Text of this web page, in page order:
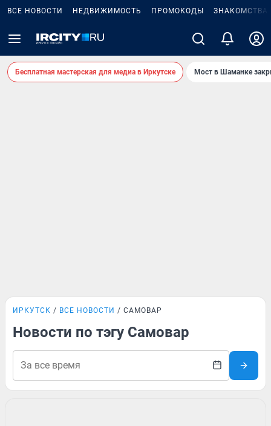
ВСЕ НОВОСТИ НЕДВИЖИМОСТЬ ПРОМОКОДЫ ЗНАКОМСТВА
Бесплатная мастерская для медиа в Иркутске Мост в Шаманке
ИРКУТСК ВСЕ НОВОСТИ САМОВАР
Новости по тэгу Самовар